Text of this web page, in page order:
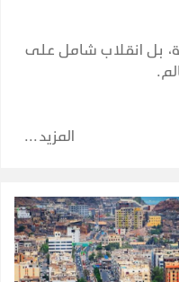
بل انقلاب شامل على
المزيد